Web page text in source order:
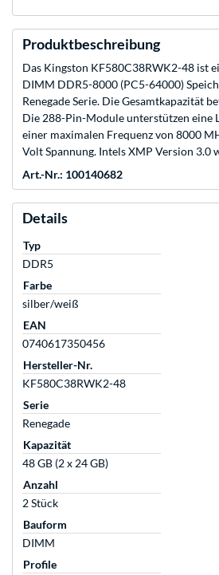
Produktbeschreibung
Das Kingston KF580C38RWK2-48 ist
DIMM DDR5-8000 (PC5-64000)
Renegade Serie. Die Gesamtkapazität
Die 288-Pin-Module unterstützen eine
einer maximalen Frequenz von 8000
Volt Spannung. Intels XMP Version 3.0
Art.-Nr.: 100140682
Details
Typ
DDR5
Farbe
silber/weiß
EAN
0740617350456
Hersteller-Nr.
KF580C38RWK2-48
Serie
Renegade
Kapazität
48 GB (2 x 24 GB)
Anzahl
2 Stück
Bauform
DIMM
Profile